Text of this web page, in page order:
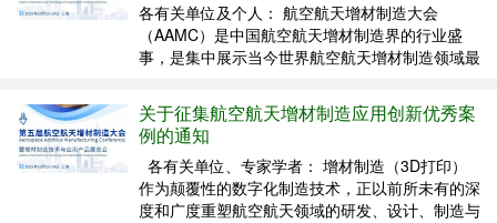
各有关单位及个人： 航空航天增材制造大会
（AAMC）是中国航空航天增材制造界的行业盛
事，是集中展示当今世界航空航天增材制造领域最
间的合作交流平台。大会于2021年在上海创办，
旨在加强增材制造行业与航空航天应用行业及政府
的交流与合作，拓展...
关于征集航空航天增材制造应用创新优秀案
例的通知
各有关单位、专家学者： 增材制造（3D打印）
作为颠覆性的数字化制造技术，正以前所未有的深
度和广度重塑航空航天领域的研发、设计、制造与